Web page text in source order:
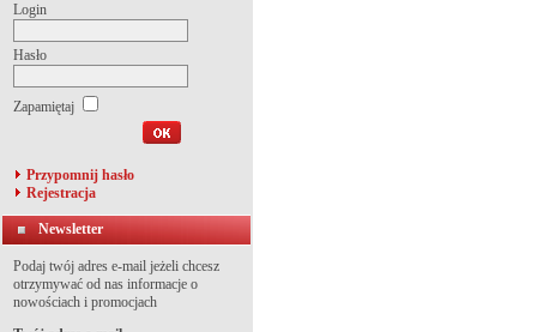
Login
Hasło
Zapamiętaj
Przypomnij hasło
Rejestracja
Newsletter
Podaj twój adres e-mail jeżeli chcesz
otrzymywać od nas informacje o
nowościach i promocjach